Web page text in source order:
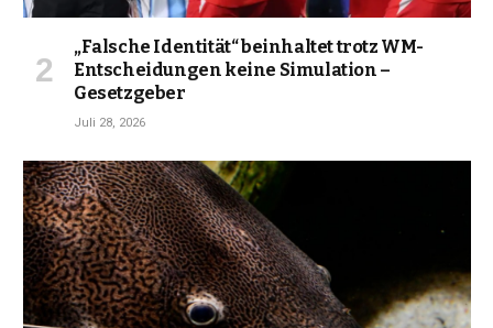
„Falsche Identität“ beinhaltet trotz WM-
Entscheidungen keine Simulation –
Gesetzgeber
Juli 28, 2026